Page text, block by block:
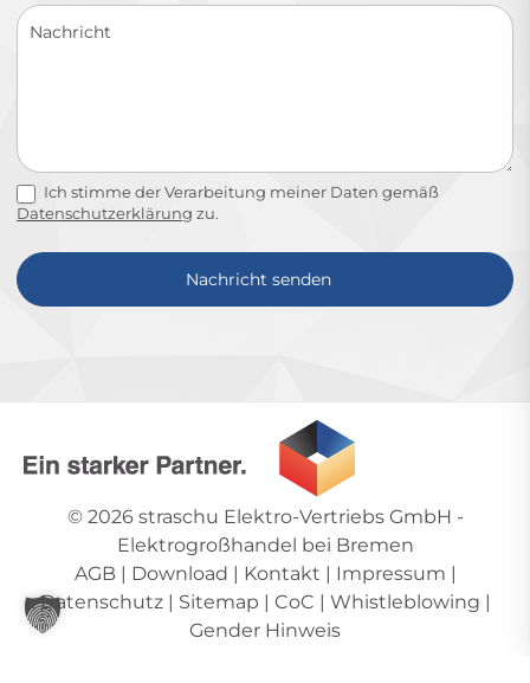
Ich stimme der Verarbeitung meiner Daten gemäß
Datenschutzerklärung zu.
Nachricht senden
© 2026 straschu Elektro-Vertriebs GmbH -
Elektrogroßhandel bei Bremen
AGB | Download | Kontakt | Impressum |
Datenschutz| Sitemap | CoC | Whistleblowing |
Gender Hinweis